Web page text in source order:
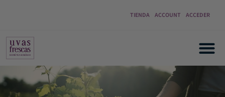
TIENDA ACCOUNT ACCEDER